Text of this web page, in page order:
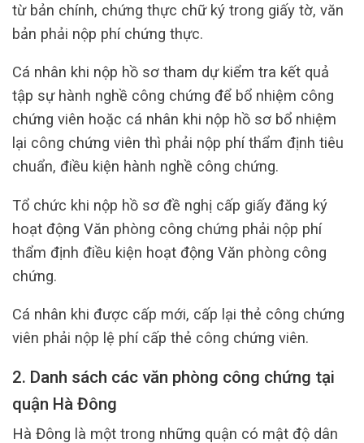
từ bản chính, chứng thực chữ ký trong giấy tờ, văn
bản phải nộp phí chứng thực.
Cá nhân khi nộp hồ sơ tham dự kiểm tra kết quả
tập sự hành nghề công chứng để bổ nhiệm công
chứng viên hoặc cá nhân khi nộp hồ sơ bổ nhiệm
lại công chứng viên thì phải nộp phí thẩm định tiêu
chuẩn, điều kiện hành nghề công chứng.
Tổ chức khi nộp hồ sơ đề nghị cấp giấy đăng ký
hoạt động Văn phòng công chứng phải nộp phí
thẩm định điều kiện hoạt động Văn phòng công
chứng.
Cá nhân khi được cấp mới, cấp lại thẻ công chứng
viên phải nộp lệ phí cấp thẻ công chứng viên.
2. Danh sách các văn phòng công chứng tại
quận Hà Đông
Hà Đông là một trong những quận có mật độ dân